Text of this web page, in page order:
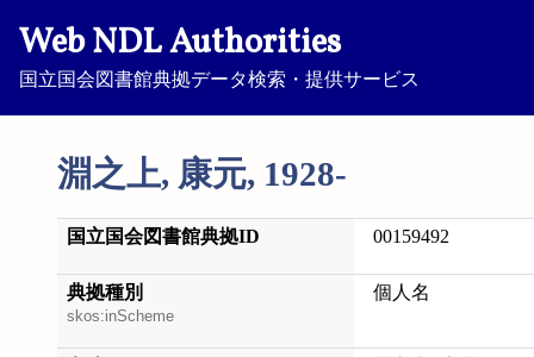
Web NDL Authorities
国立国会図書館典拠データ検索・提供サービス
淵之上, 康元, 1928-
国立国会図書館典拠ID 00159492
典拠種別
skos:inScheme
個人名